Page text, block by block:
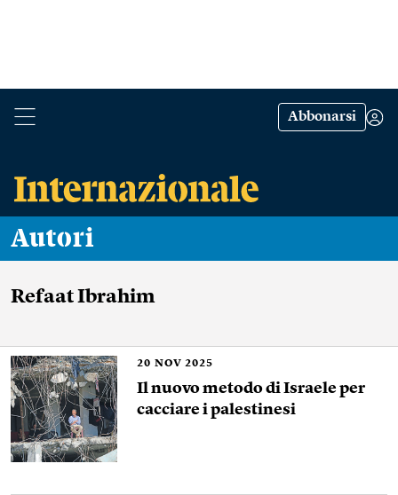
Abbonarsi
Autori
Refaat Ibrahim
20 NOV 2025
Il nuovo metodo di Israele per
cacciare i palestinesi